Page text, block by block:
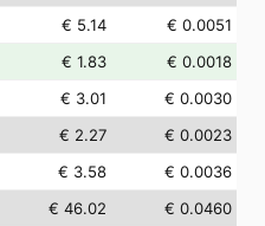
€ 5.14
€ 0.0051
€ 1.83
€ 0.0018
€ 3.01
€ 0.0030
€ 2.27
€ 0.0023
€ 3.58
€ 0.0036
€ 46.02
€ 0.0460